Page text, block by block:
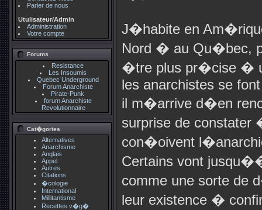
Parler de nous
Utulisateur/Admin
Administration
Votre compte
Forums
Resistance
Les Insoumis
Quebec Underground
Forum Anarchiste
Pirate-Punk
forum Anarchiste
Revolutionnaire
Cat�gories
Alternatives
Anarchisme
Anglais
Appel
Autres
Citations
�cologie
International
Millitantisme
Recettes v�g�
J�habite en
Nord � au Qu�bec,
�tre plus pr�cise �
les anarchistes se
il m�arrive d�en
surprise de constater
con�oivent
Certains vont
comme une sorte
leur existence �